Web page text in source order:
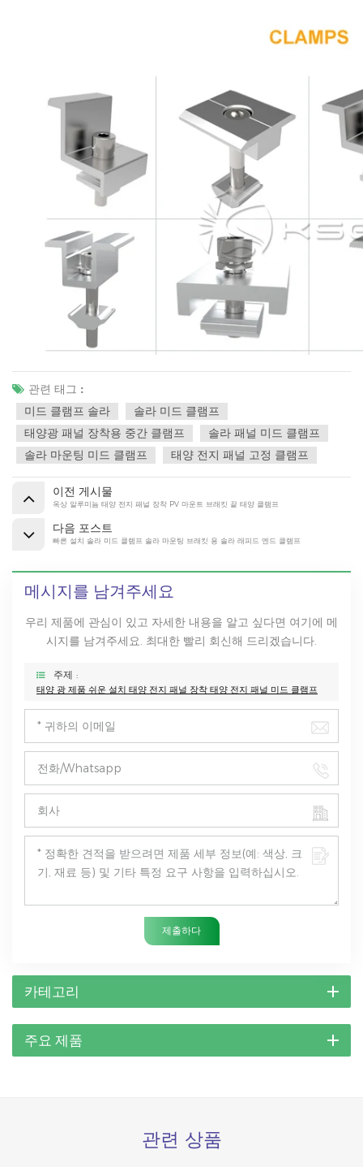
관련 태그 :
미드 클램프 솔라
솔라 미드 클램프
태양광 패널 장착용 중간 클램프
솔라 패널 미드 클램프
솔라 마운팅 미드 클램프
태양 전지 패널 고정 클램프
이전 게시물
옥상 알루미늄 태양 전지 패널 장착 PV 마운트 브래킷 끝 태양 클램프
다음 포스트
빠른 설치 솔라 미드 클램프 솔라 마운팅 브래킷 용 솔라 래피드 엔드 클램프
메시지를 남겨주세요
우리 제품에 관심이 있고 자세한 내용을 알고 싶다면 여기에 메
시지를 남겨주세요. 최대한 빨리 회신해 드리겠습니다.
주제 :
태양 광 제품 쉬운 설치 태양 전지 패널 장착 태양 전지 패널 미드 클램프
제출하다
카테고리
주요 제품
관련 상품